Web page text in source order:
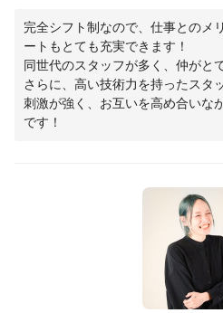
完全シフト制なので、仕事とのメ
ートもとても充実できます！
同世代のスタッフが多く、仲が
さらに、高い技術力を持ったスタ
刺激が強く、お互いを高め合いな
です！